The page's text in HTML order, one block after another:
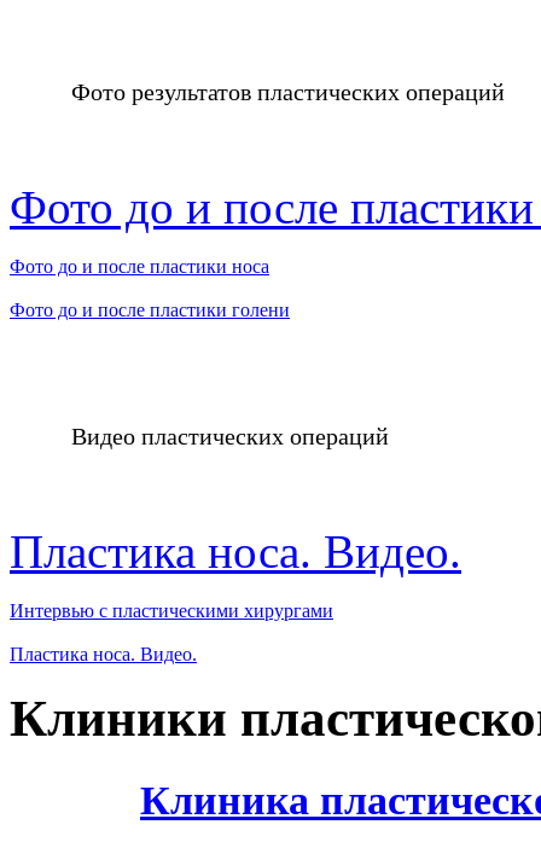
Фото результатов пластических операций
Фото до и после
Фото до и после пластики носа
Фото до и после пластики голени
Видео пластических операций
Пластика носа. Видео.
Интервью с пластическими хирургами
Пластика носа. Видео.
Клиники
Клиника